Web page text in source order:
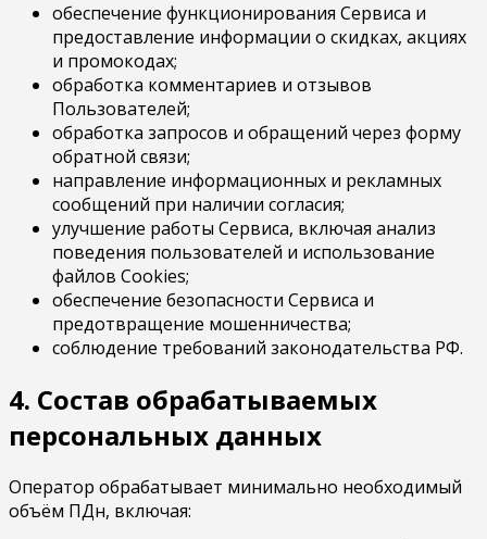
обеспечение функционирования Сервиса и
предоставление информации о скидках, акциях
и промокодах;
обработка комментариев и отзывов
Пользователей;
обработка запросов и обращений через форму
обратной связи;
направление информационных и рекламных
сообщений при наличии согласия;
улучшение работы Сервиса, включая анализ
поведения пользователей и использование
файлов Cookies;
обеспечение безопасности Сервиса и
предотвращение мошенничества;
соблюдение требований законодательства РФ.
4. Состав обрабатываемых
персональных данных
Оператор обрабатывает минимально необходимый
объём ПДн, включая: